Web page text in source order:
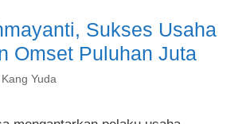
Sukses Usaha
Omset Puluhan Juta
Kang Yuda